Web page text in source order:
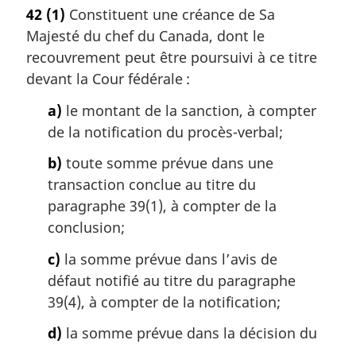
42 (1) Constituent une créance de Sa
Majesté du chef du Canada, dont le
recouvrement peut être poursuivi à ce titre
devant la Cour fédérale :
a) le montant de la sanction, à compter
de la notification du procès-verbal;
b) toute somme prévue dans une
transaction conclue au titre du
paragraphe 39(1), à compter de la
conclusion;
c) la somme prévue dans l’avis de
défaut notifié au titre du paragraphe
39(4), à compter de la notification;
d) la somme prévue dans la décision du